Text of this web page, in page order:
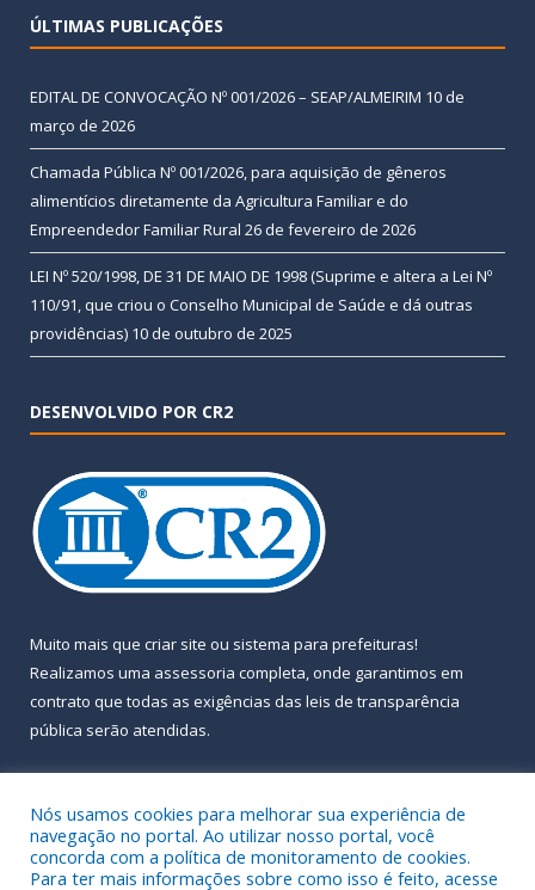
ÚLTIMAS PUBLICAÇÕES
EDITAL DE CONVOCAÇÃO Nº 001/2026 – SEAP/ALMEIRIM 10 de
março de 2026
Chamada Pública Nº 001/2026, para aquisição de gêneros
alimentícios diretamente da Agricultura Familiar e do
Empreendedor Familiar Rural 26 de fevereiro de 2026
LEI Nº 520/1998, DE 31 DE MAIO DE 1998 (Suprime e altera a Lei Nº
110/91, que criou o Conselho Municipal de Saúde e dá outras
providências) 10 de outubro de 2025
DESENVOLVIDO POR CR2
Muito mais que criar site ou sistema para prefeituras!
Realizamos uma assessoria completa, onde garantimos em
contrato que todas as exigências das leis de transparência
pública serão atendidas.
Nós usamos cookies para melhorar sua experiência de
navegação no portal. Ao utilizar nosso portal, você
concorda com a política de monitoramento de cookies.
Para ter mais informações sobre como isso é feito, acesse